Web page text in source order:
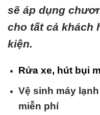
sẽ áp dụng
cho tất cả khách
kiện.
Rửa xe, hút bụi
Vệ sinh máy
miễn phí